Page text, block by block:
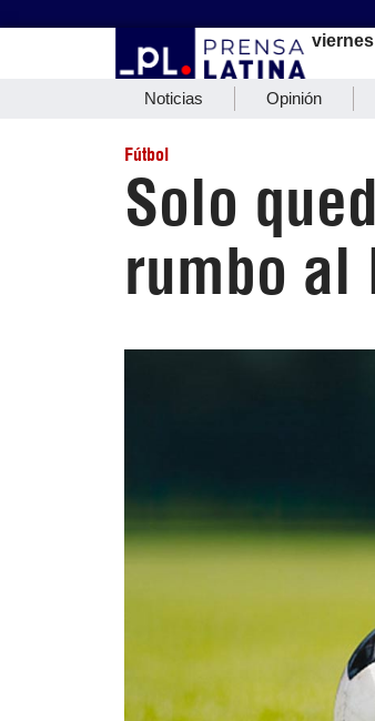
Noticias Opinión
Fútbol
Solo
rumbo al